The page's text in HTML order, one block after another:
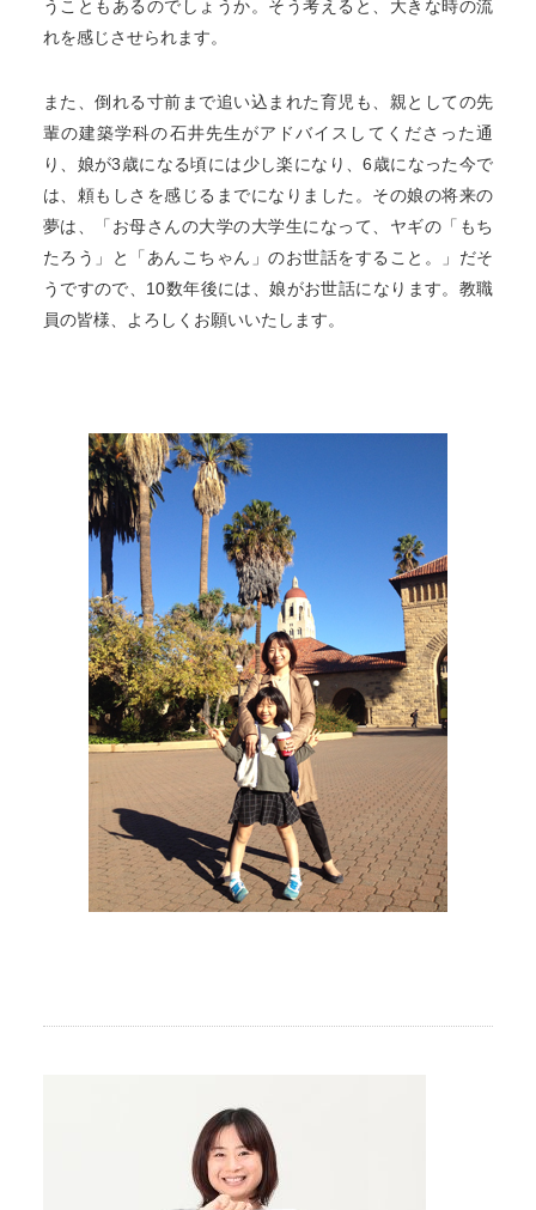
うこともあるのでしょうか。そう考えると、大きな時の流
れを感じさせられます。
また、倒れる寸前まで追い込まれた育児も、親としての先
輩の建築学科の石井先生がアドバイスしてくださった通
り、娘が3歳になる頃には少し楽になり、6歳になった今で
は、頼もしさを感じるまでになりました。その娘の将来の
夢は、「お母さんの大学の大学生になって、ヤギの「もち
たろう」と「あんこちゃん」のお世話をすること。」だそ
うですので、10数年後には、娘がお世話になります。教職
員の皆様、よろしくお願いいたします。